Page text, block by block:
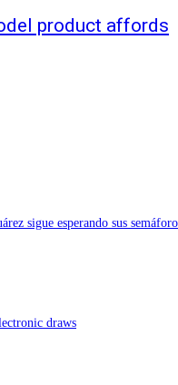
product affords
sigue esperando sus
draws